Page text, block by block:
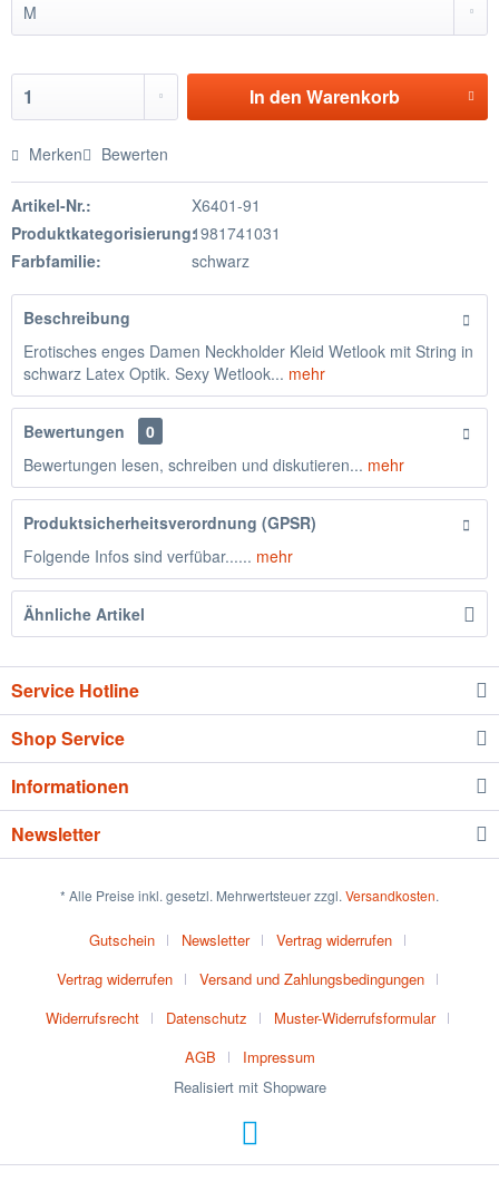
In den Warenkorb
Merken Bewerten
Artikel-Nr.:
X6401-91
Produktkategorisierung:1981741031
Farbfamilie:
schwarz
Beschreibung
Erotisches enges Damen Neckholder Kleid Wetlook mit String in
schwarz Latex Optik. Sexy Wetlook... mehr
Bewertungen
0
Bewertungen lesen, schreiben und diskutieren... mehr
Produktsicherheitsverordnung (GPSR)
Folgende Infos sind verfübar...... mehr
Ähnliche Artikel
Service Hotline
Shop Service
Informationen
Newsletter
* Alle Preise inkl. gesetzl. Mehrwertsteuer zzgl. Versandkosten.
Gutschein Newsletter
Vertrag widerrufen
Vertrag widerrufen
Versand und Zahlungsbedingungen
Widerrufsrecht
Datenschutz
Muster-Widerrufsformular
AGB
Impressum
Realisiert mit Shopware